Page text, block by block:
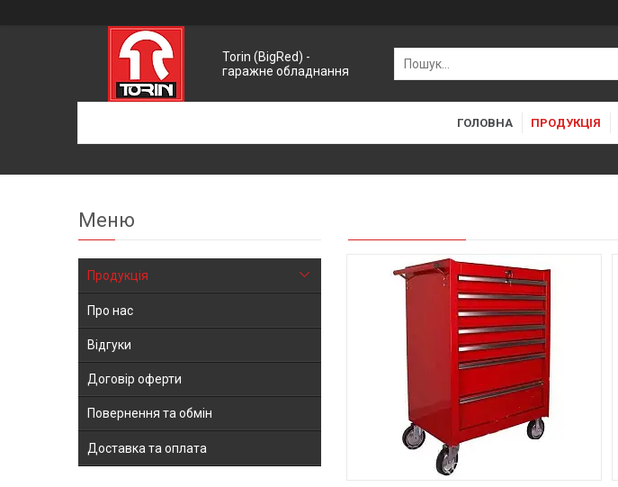
Torin (BigRed) -
гаражне обладнання
ГОЛОВНА ПРОДУКЦІЯ
Продукція
Про нас
Відгуки
Договір оферти
Повернення та обмін
Доставка та оплата